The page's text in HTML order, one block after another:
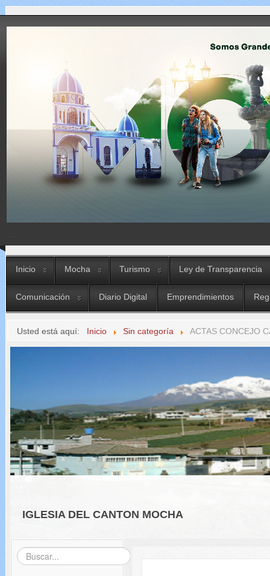
Inicio Mocha Turismo Ley de Transparencia
Comunicación Diario Digital Emprendimientos
Usted está aquí: Inicio Sin categoría ACTAS CONCEJO
IGLESIA DEL CANTON MOCHA
Buscar...